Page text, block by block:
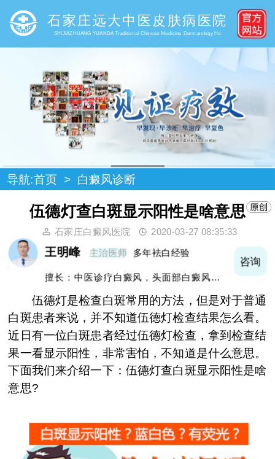
石家庄远大中医皮肤病医院
SHIJIAZHUANG YUANDA Traditional Chinese Medicine Dermatology Ho
导航:首页 > 白癜风诊断
伍德灯查白斑显示阳性是啥意思
石家庄白癜风医院 2020-03-27 08:35:33
王明峰 主治医师 多年袪白经验
擅长：中医诊疗白癜风，头面部白癜风，青
咨询
伍德灯是检查白斑常用的方法，但是对于普通
白斑患者来说，并不知道伍德灯检查结果怎么看。
近日有一位白斑患者经过伍德灯检查，拿到检查结
果一看显示阳性，非常害怕，不知道是什么意思。
下面我们来介绍一下：伍德灯查白斑显示阳性是啥
意思?